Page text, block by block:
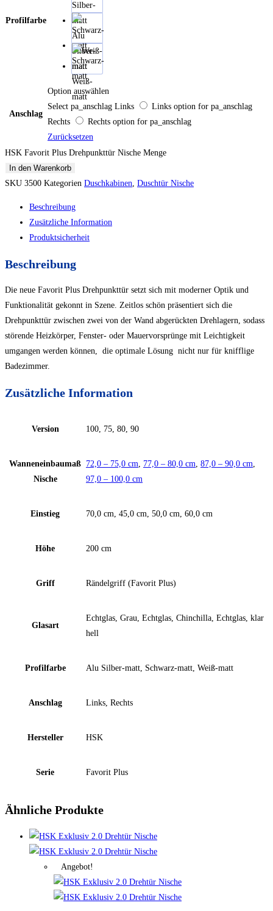
Profilfarbe
Alu
Silber-
matt
Schwarz-
matt
Weiß-
matt
Anschlag
Option auswählen
Select pa_anschlag Links
Links option for pa_anschlag
Rechts
Rechts option for pa_anschlag
Zurücksetzen
HSK Favorit Plus Drehpunkttür Nische Menge
In den Warenkorb
SKU 3500 Kategorien Duschkabinen, Duschtür Nische
Beschreibung
Zusätzliche Information
Produktsicherheit
Beschreibung
Die neue Favorit Plus Drehpunkttür setzt sich mit moderner Optik und
Funktionalität gekonnt in Szene. Zeitlos schön präsentiert sich die
Drehpunkttür zwischen zwei von der Wand abgerückten Drehlagern, sodass
störende Heizkörper, Fenster- oder Mauervorsprünge mit Leichtigkeit
umgangen werden können, die optimale Lösung nicht nur für knifflige
Badezimmer.
Zusätzliche Information
Version 100, 75, 80, 90
Wanneneinbaumaß
Nische
72,0 – 75,0 cm, 77,0 – 80,0 cm, 87,0 – 90,0 cm,
97,0 – 100,0 cm
Einstieg 70,0 cm, 45,0 cm, 50,0 cm, 60,0 cm
Höhe 200 cm
Griff Rändelgriff (Favorit Plus)
Glasart
Echtglas, Grau, Echtglas, Chinchilla, Echtglas, klar
hell
Profilfarbe Alu Silber-matt, Schwarz-matt, Weiß-matt
Anschlag Links, Rechts
Hersteller HSK
Serie Favorit Plus
Ähnliche Produkte
Angebot!